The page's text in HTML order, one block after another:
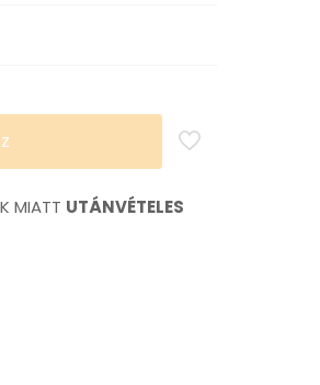
MIATT UTÁNVÉTELES